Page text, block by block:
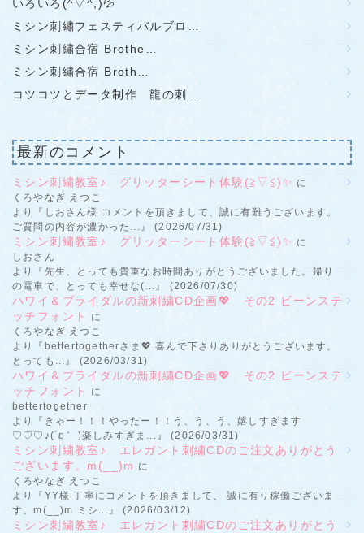
いろいろ(^▽^;)💦
ミシン刺繡フェスティバルブロ…
ミシン刺繡合宿 Brothe…
ミシン刺繡合宿 Broth…
コツコツとデータ制作 龍の刺…
最新のコメント
ミシン刺繍教室♪ グリッターシート体験(≧▽≦)✨ に
くろやなぎ えつこ
より『しおさん様 コメントを頂きまして、誠に有難うございます。
ご質問の内容が濃かった...』 (2026/07/31)
ミシン刺繍教室♪ グリッターシート体験(≧▽≦)✨ に
しおさん
より『先生、とっても貴重なお時間ありがとうございました。帰り
の電車で、とっても幸せな(...』 (2026/07/30)
ハワイ＆ブライダルの新刺繍CD企画💖 その2 ビーンステ
ッチフォント
に
くろやなぎ えつこ
より『bettertogetherさま💖 喜んで下さりありがとうございます。
とっても...』 (2026/03/31)
ハワイ＆ブライダルの新刺繍CD企画💖 その2 ビーンステ
ッチフォント
に
bettertogether
より『きゃー！！！やったー！！う、う、う、嬉しすぎます
♡♡♡♪(´ε｀ )楽しみすぎま...』 (2026/03/31)
ミシン刺繍教室♪ エレガント刺繍CDのご注文ありがとう
ございます。m(__)m に
くろやなぎ えつこ
より『YY様 丁寧にコメントを頂きまして、 誠に有り稼働ございま
す。m(__)m ミシ...』 (2026/03/12)
ミシン刺繍教室♪ エレガント刺繍CDのご注文ありがとう